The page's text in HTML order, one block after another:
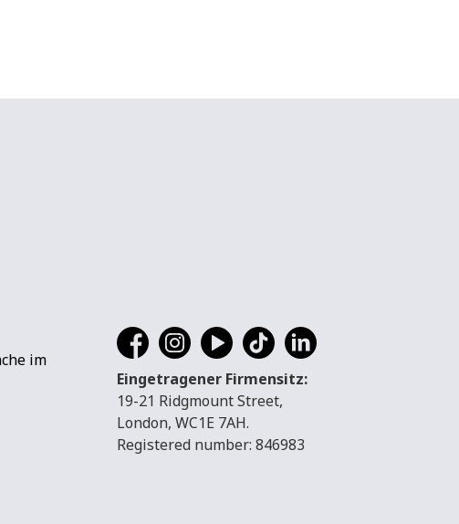
im
Eingetragener Firmensitz:
19-21 Ridgmount Street,
London, WC1E 7AH.
Registered number: 846983